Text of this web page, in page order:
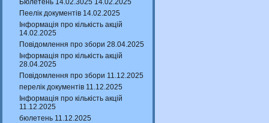
Бюлетень 14.02.3025 14.02.2025
Пеелік документів 14.02.2025
Інформація про кількість акцій
14.02.2025
Повідомлення про збори 28.04.2025
Інформація про кількість акцій
28.04.2025
Повідомлення про збори 11.12.2025
перелік документів 11.12.2025
Інформація про кількість акцій
11.12.2025
бюлетень 11.12.2025